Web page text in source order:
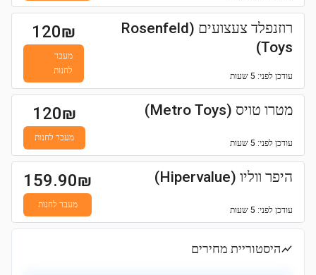
רוזנפלד צעצועים (Rosenfeld
Toys)
עודכן לפני: 5 שעות
120₪
מעבר
לחנות
מטרו טויס (Metro Toys)
עודכן לפני: 5 שעות
120₪
מעבר לחנות
היפר ווליו (Hipervalue)
עודכן לפני: 5 שעות
159.90₪
מעבר לחנות
היסטוריית מחירים